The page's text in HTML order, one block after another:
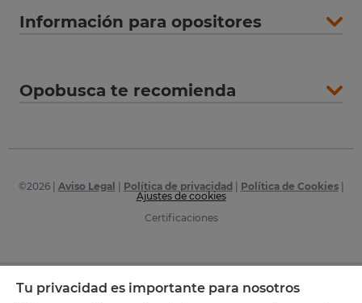
Información para opositores
Opobusca te recomienda
©2026| Aviso Legal Política de privacidad Política de Cookies|
Ajustes de cookies
Certificaciones
Tu privacidad es importante para nosotros